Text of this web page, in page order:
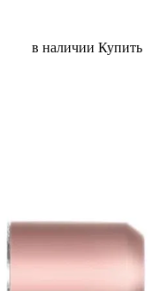
в наличии Купить